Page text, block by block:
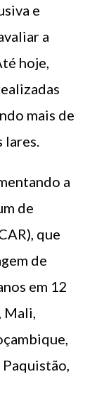
e
a
hoje,
mais de
lares.
a
de
que
de
em 12
Mali,